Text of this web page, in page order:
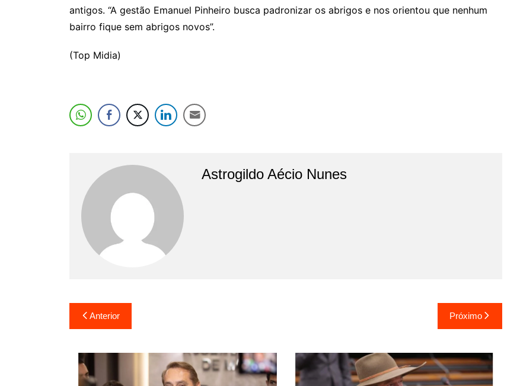
antigos. “A gestão Emanuel Pinheiro busca padronizar os abrigos e nos orientou que nenhum
bairro fique sem abrigos novos”.
(Top Midia)
Astrogildo Aécio Nunes
Navegação
de
Post
Anterior Próximo